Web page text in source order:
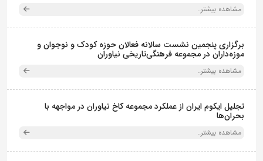
مشاهده بیشتر..
برگزاری پنجمین نشست سالانه فعالان حوزه کودک و نوجوان و
موزه‌داران در مجموعه فرهنگی‌تاریخی نیاوران
مشاهده بیشتر..
تجلیل ایکوم ایران از عملکرد مجموعه کاخ نیاوران در مواجهه با
بحران‌ها
مشاهده بیشتر..